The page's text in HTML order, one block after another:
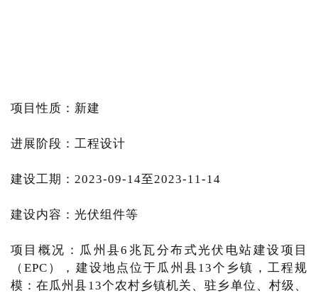
项目性质：新建
进展阶段：工程设计
建设工期：2023-09-14至2023-11-14
建设内容：光伏组件等
项目概况：瓜州县6兆瓦分布式光伏电站建设项目
（EPC），建设地点位于瓜州县13个乡镇，工程规
模：在瓜州县13个农村乡镇机关、驻乡单位、村级、